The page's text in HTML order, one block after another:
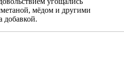
мёдом и другими
добавкой.